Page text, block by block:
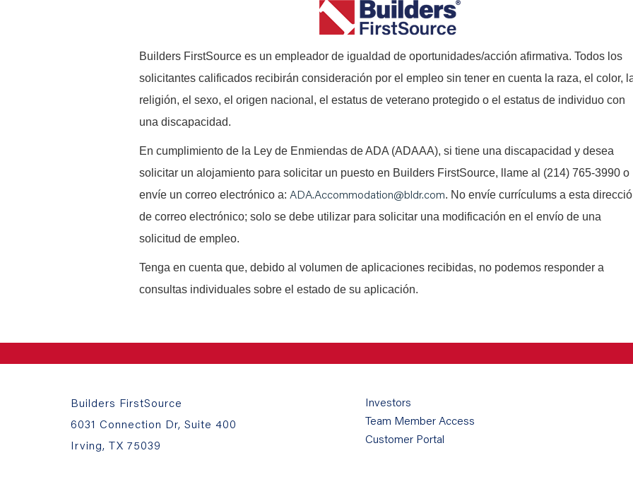
Builders FirstSource es un empleador de igualdad de oportunidades/acción afirmativa. Todos los
solicitantes calificados recibirán consideración por el empleo sin tener en cuenta la raza, el color,
religión, el sexo, el origen nacional, el estatus de veterano protegido o el estatus de individuo con
una discapacidad.
En cumplimiento de la Ley de Enmiendas de ADA (ADAAA), si tiene una discapacidad y desea
solicitar un alojamiento para solicitar un puesto en Builders FirstSource, llame al (214) 765-3990 o
envíe un correo electrónico a: ADA.Accommodation@bldr.com. No envíe currículums a esta
de correo electrónico; solo se debe utilizar para solicitar una modificación en el envío de una
solicitud de empleo.
Tenga en cuenta que, debido al volumen de aplicaciones recibidas, no podemos responder a
consultas individuales sobre el estado de su aplicación.
Builders FirstSource
6031 Connection Dr, Suite 400
Irving, TX 75039
Investors
Team Member Access
Customer Portal